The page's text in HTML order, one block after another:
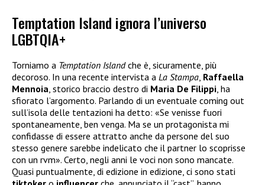
Temptation Island ignora l’universo
LGBTQIA+
Torniamo a Temptation Islandche è, sicuramente, più
decoroso. In una recente intervista a La Stampa, Raffaella
Mennoia, storico braccio destro di Maria De Filippi, ha
sfiorato l’argomento. Parlando di un eventuale coming out
sull’isola delle tentazioni ha detto: «Se venisse fuori
spontaneamente, ben venga. Ma se un protagonista mi
confidasse di essere attratto anche da persone del suo
stesso genere sarebbe indelicato che il partner lo scoprisse
con un rvm». Certo, negli anni le voci non sono mancate.
Quasi puntualmente, di edizione in edizione, ci sono stati